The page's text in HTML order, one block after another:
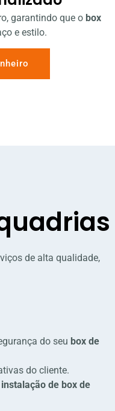
garantindo que o box
e estilo.
de alta qualidade,
do seu box de
do cliente.
instalação de box de